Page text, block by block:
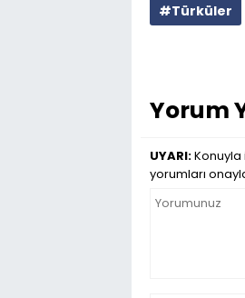
#Türküler
Yorum
UYARI:
yorumları